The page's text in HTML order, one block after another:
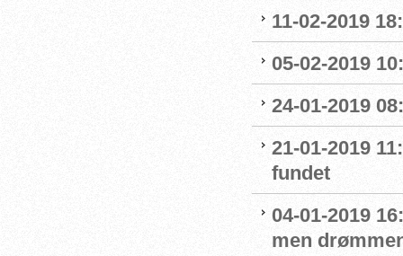
11-02-2019
05-02-2019
24-01-2019
21-01-2019
fundet
04-01-2019
men